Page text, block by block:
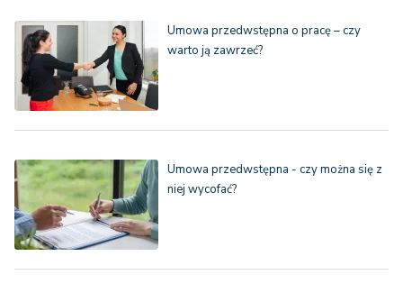
Umowa przedwstępna o pracę – czy
warto ją zawrzeć?
Umowa przedwstępna - czy można się z
niej wycofać?